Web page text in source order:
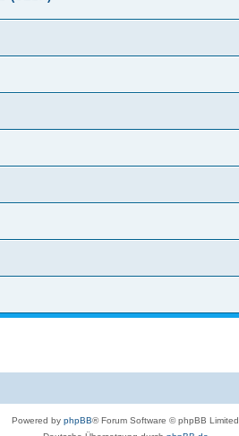
Powered by phpBB® Forum Software © phpBB Limited